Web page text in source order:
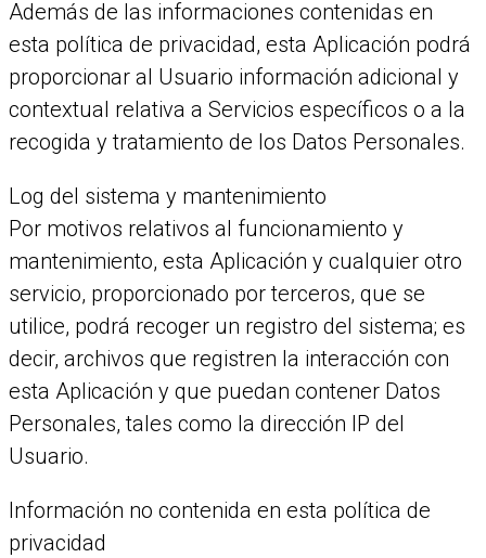
Además de las informaciones contenidas en
esta política de privacidad, esta Aplicación podrá
proporcionar al Usuario información adicional y
contextual relativa a Servicios específicos o a la
recogida y tratamiento de los Datos Personales.
Log del sistema y mantenimiento
Por motivos relativos al funcionamiento y
mantenimiento, esta Aplicación y cualquier otro
servicio, proporcionado por terceros, que se
utilice, podrá recoger un registro del sistema; es
decir, archivos que registren la interacción con
esta Aplicación y que puedan contener Datos
Personales, tales como la dirección IP del
Usuario.
Información no contenida en esta política de
privacidad